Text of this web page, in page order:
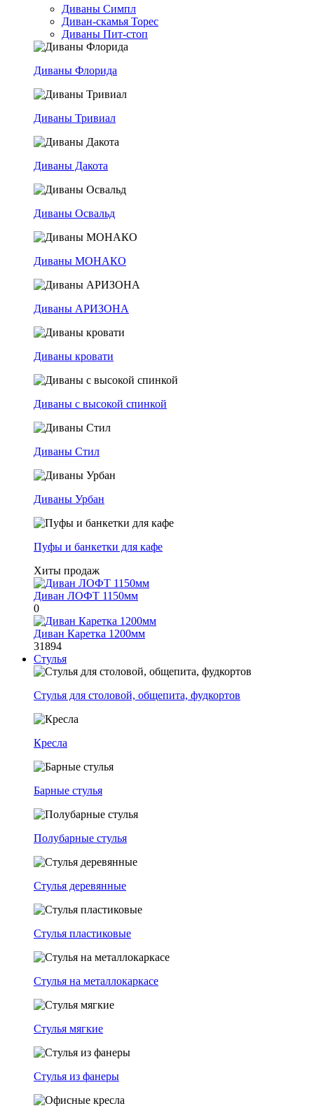
Диваны Симпл
Диван-скамья Торес
Диваны Пит-стоп
Диваны Флорида
Диваны Тривиал
Диваны Дакота
Диваны Освальд
Диваны МОНАКО
Диваны АРИЗОНА
Диваны кровати
Диваны с высокой спинкой
Диваны Стил
Диваны Урбан
Пуфы и банкетки для кафе
Хиты продаж
Диван ЛОФТ 1150мм
0
Диван Каретка 1200мм
31894
Стулья
Стулья для столовой, общепита, фудкортов
Кресла
Барные стулья
Полубарные стулья
Стулья деревянные
Стулья пластиковые
Стулья на металлокаркасе
Стулья мягкие
Стулья из фанеры